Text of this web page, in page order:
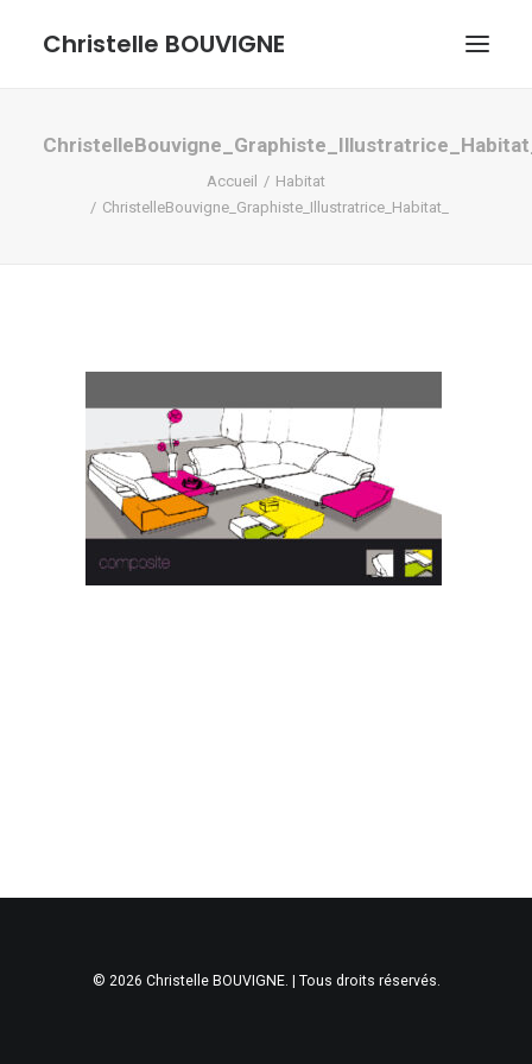
Christelle BOUVIGNE
GRAPHISME ET ILLUSTRATIONS
Accueil
Habitat
ChristelleBouvigne_Graphiste_Illustratrice_Habitat_
© 2026 Christelle BOUVIGNE. | Tous droits réservés.